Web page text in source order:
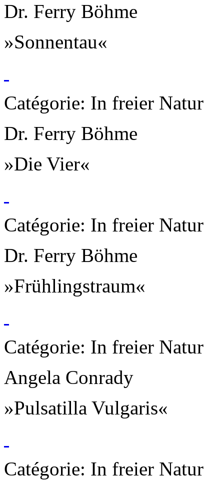
Dr. Ferry Böhme
»Sonnentau«
Catégorie: In freier Natur
Dr. Ferry Böhme
»Die Vier«
Catégorie: In freier Natur
Dr. Ferry Böhme
»Frühlingstraum«
Catégorie: In freier Natur
Angela Conrady
»Pulsatilla Vulgaris«
Catégorie: In freier Natur